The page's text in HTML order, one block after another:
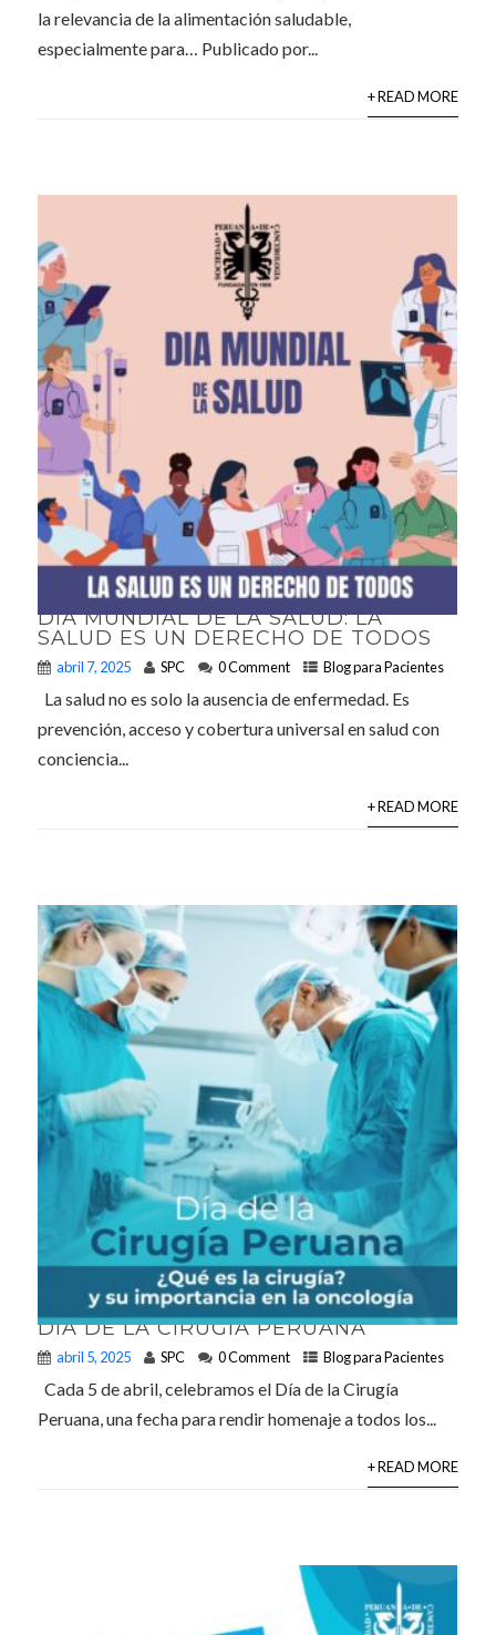
la relevancia de la alimentación saludable,
especialmente para… Publicado por...
+ READ MORE
DÍA MUNDIAL DE LA SALUD: LA
SALUD ES UN DERECHO DE TODOS
abril 7, 2025 SPC 0 Comment Blog para Pacientes
La salud no es solo la ausencia de enfermedad. Es
prevención, acceso y cobertura universal en salud con
conciencia...
+ READ MORE
DÍA DE LA CIRUGÍA PERUANA
abril 5, 2025 SPC 0 Comment Blog para Pacientes
Cada 5 de abril, celebramos el Día de la Cirugía
Peruana, una fecha para rendir homenaje a todos los...
+ READ MORE